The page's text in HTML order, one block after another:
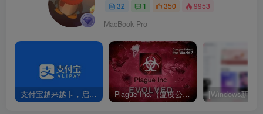
32 1 350 9953
MacBook Pro
支付宝越来越卡，启动速度慢，首页太繁乱，如何优化？ Plague Inc.（瘟疫公司）PC电脑版绝版资源